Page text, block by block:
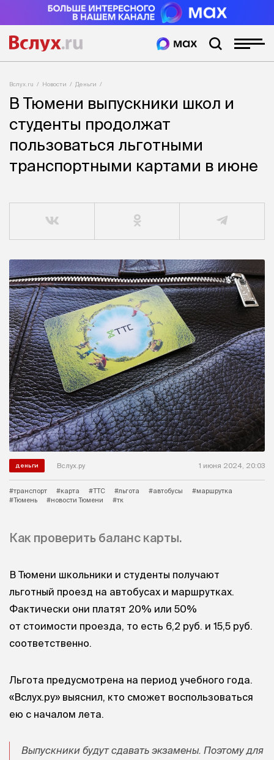
Вслух.ru Новости Деньги
В Тюмени выпускники школ и
студенты продолжат
пользоваться льготными
транспортными картами в июне
деньги Вслух.ру 1 июня 2024, 20:03
#транспорт #карта #ТТС #льгота #автобусы
#маршрутка
#Тюмень
#новости Тюмени #тк
Как проверить баланс карты.
В Тюмени школьники и студенты получают
льготный проезд на автобусах и маршрутках.
Фактически они платят 20% или 50%
от стоимости проезда, то есть 6,2 руб. и 15,5 руб.
соответственно.
Льгота предусмотрена на период учебного года.
«Вслух.ру» выяснил, кто сможет воспользоваться
ею с началом лета.
Выпускники будут сдавать экзамены. Поэтому для